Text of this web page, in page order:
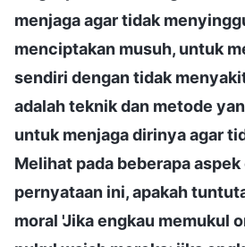
menjaga agar tidak
menciptakan musuh, untuk
sendiri dengan tidak
adalah teknik dan metode
untuk menjaga dirinya agar
Melihat pada beberapa
pernyataan ini, apakah
moral 'Jika engkau memukul